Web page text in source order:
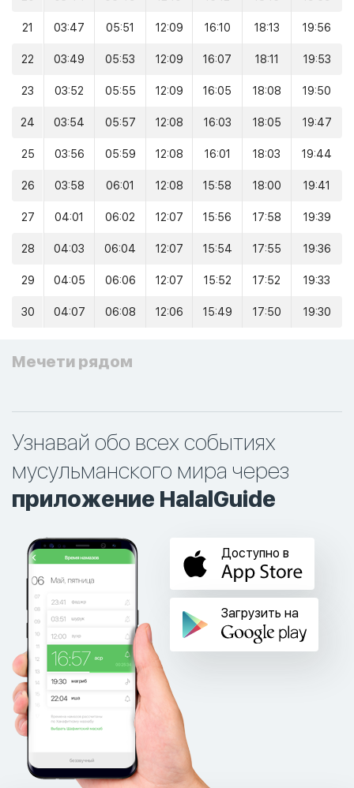
21 03:47 05:51 12:09 16:10 18:13 19:56
22 03:49 05:53 12:09 16:07 18:11 19:53
23 03:52 05:55 12:09 16:05 18:08 19:50
24 03:54 05:57 12:08 16:03 18:05 19:47
25 03:56 05:59 12:08 16:01 18:03 19:44
26 03:58 06:01 12:08 15:58 18:00 19:41
27 04:01 06:02 12:07 15:56 17:58 19:39
28 04:03 06:04 12:07 15:54 17:55 19:36
29 04:05 06:06 12:07 15:52 17:52 19:33
30 04:07 06:08 12:06 15:49 17:50 19:30
Мечети рядом
Узнавай обо всех событиях
мусульманского мира через
приложение HalalGuide
Доступно в
Загрузить на